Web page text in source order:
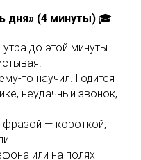
дня» (4 минуты) 🎓
до этой минуты —
то научил. Годится
неудачный звонок,
— короткой,
или на полях